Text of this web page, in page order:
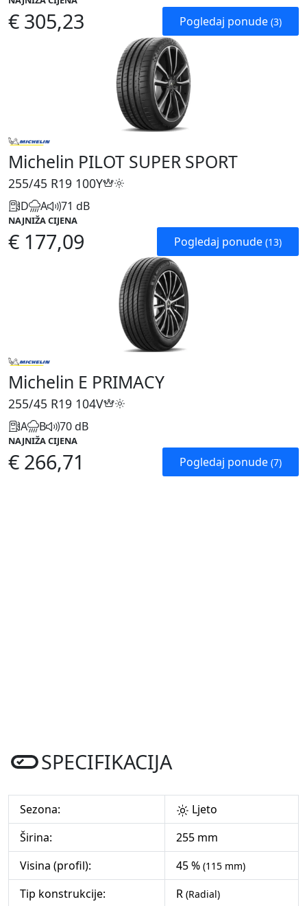
€ 305,23 Pogledaj ponude (3)
Michelin PILOT SUPER SPORT
255/45 R19 100Y
D A 71 dB
NAJNIŽA CIJENA
€ 177,09 Pogledaj ponude (13)
Michelin E PRIMACY
255/45 R19 104V
A B 70 dB
NAJNIŽA CIJENA
€ 266,71 Pogledaj ponude (7)
SPECIFIKACIJA
Sezona:
Ljeto
Širina:
255 mm
Visina (profil):
45 % (115 mm)
Tip konstrukcije: R (Radial)